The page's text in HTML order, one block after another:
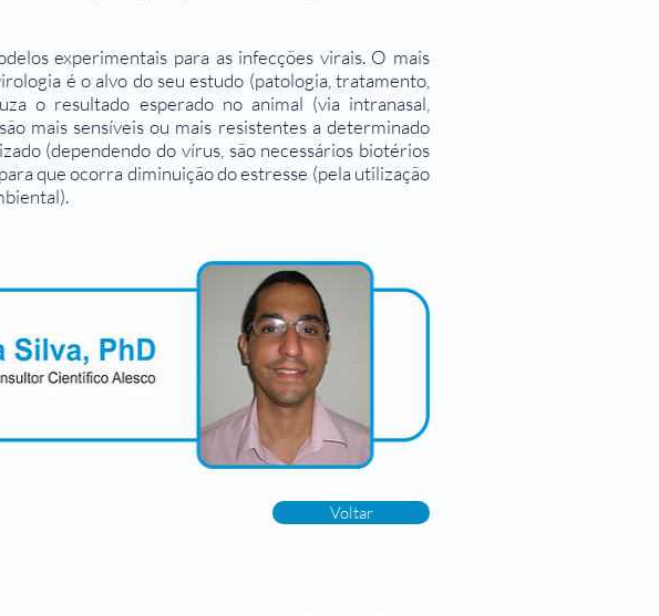
experimentais para as infecções virais. O mais
é o alvo do seu estudo (patologia, tratamento,
o resultado esperado no animal (via intranasal,
mais sensíveis ou mais resistentes a determinado
(dependendo do vírus, são necessários biotérios
que ocorra diminuição do estresse (pela utilização
Voltar